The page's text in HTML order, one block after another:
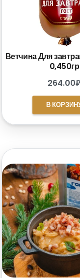
Ветчина Для
0,450гр
264.00₽
В